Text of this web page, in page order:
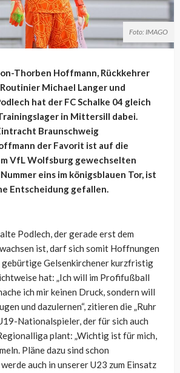
Foto: IMAGO
Thorben Hoffmann, Rückkehrer
Michael Langer und
hat der FC Schalke 04 gleich
in Mittersill dabei.
Braunschweig
der Favorit ist auf die
VfL Wolfsburg gewechselten
eins im königsblauen Tor, ist
Entscheidung gefallen.
Podlech, der gerade erst dem
ist, darf sich somit Hoffnungen
gebürtige Gelsenkirchener kurzfristig
hat: „Ich will im Profifußball
ich mir keinen Druck, sondern will
und dazulernen“, zitieren die „Ruhr
Nationalspieler, der für sich auch
plant: „Wichtig ist für mich,
Pläne dazu sind schon
auch in unserer U23 zum Einsatz